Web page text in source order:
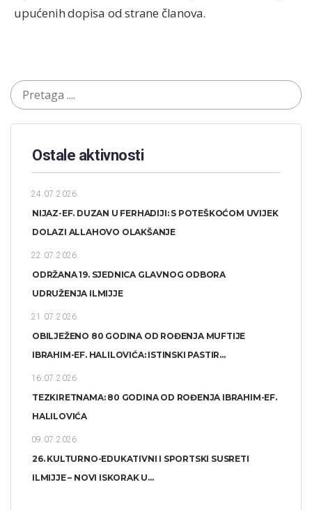
upućenih dopisa od strane članova.
Ostale aktivnosti
24.07.2026.
NIJAZ-EF. DUZAN U FERHADIJI: S POTEŠKOĆOM UVIJEK
DOLAZI ALLAHOVO OLAKŠANJE
22.07.2026.
ODRŽANA 19. SJEDNICA GLAVNOG ODBORA
UDRUŽENJA ILMIJJE
21.07.2026.
OBILJEŽENO 80 GODINA OD ROĐENJA MUFTIJE
IBRAHIM-EF. HALILOVIĆA: ISTINSKI PASTIR...
16.07.2026.
TEZKIRETNAMA: 80 GODINA OD ROĐENJA IBRAHIM-EF.
HALILOVIĆA
09.07.2026.
26. KULTURNO-EDUKATIVNI I SPORTSKI SUSRETI
ILMIJJE – NOVI ISKORAK U...